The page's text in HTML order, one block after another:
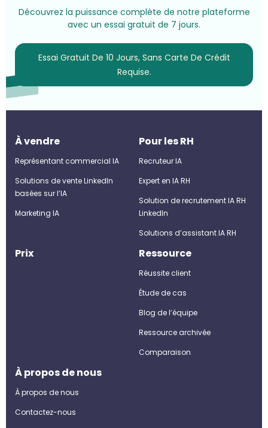
Découvrez la puissance complète de notre plateforme
avec un essai gratuit de 7 jours.
Essai Gratuit De 10 Jours, Sans Carte De Crédit
Requise.
À vendre
Représentant commercial IA
Solutions de vente LinkedIn
basées sur l’IA
Marketing IA
Pour les RH
Recruteur IA
Expert en IA RH
Solution de recrutement IA RH
LinkedIn
Solutions d’assistant IA RH
Prix Ressource
Réussite client
Étude de cas
Blog de l’équipe
Ressource archivée
Comparaison
À propos de nous
À propos de nous
Contactez-nous